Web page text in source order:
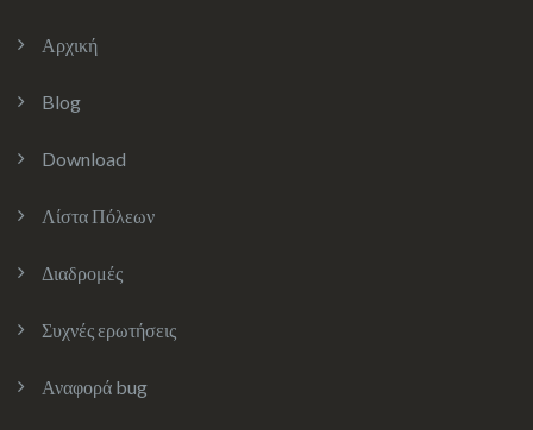
Αρχική
Blog
Download
Λίστα Πόλεων
Διαδρομές
Συχνές ερωτήσεις
Αναφορά bug